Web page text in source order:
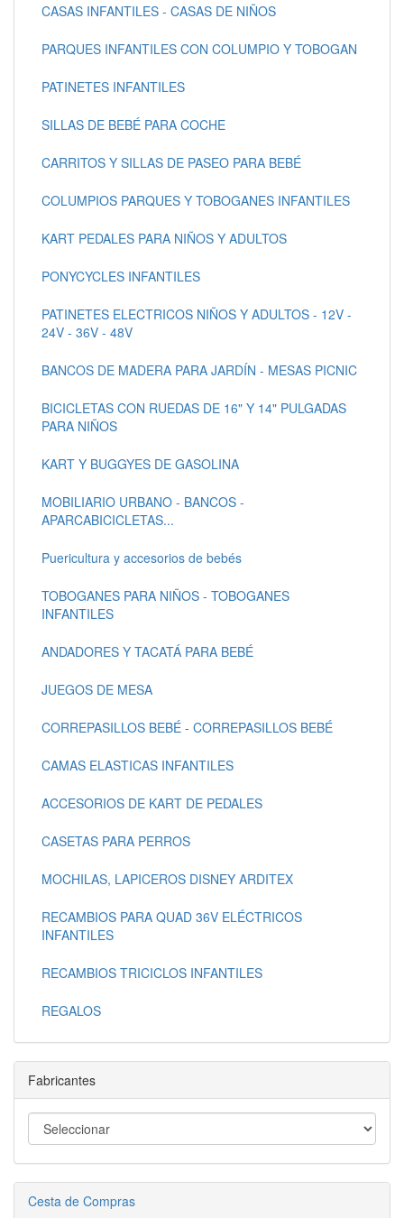
CASAS INFANTILES - CASAS DE NIÑOS
PARQUES INFANTILES CON COLUMPIO Y TOBOGAN
PATINETES INFANTILES
SILLAS DE BEBÉ PARA COCHE
CARRITOS Y SILLAS DE PASEO PARA BEBÉ
COLUMPIOS PARQUES Y TOBOGANES INFANTILES
KART PEDALES PARA NIÑOS Y ADULTOS
PONYCYCLES INFANTILES
PATINETES ELECTRICOS NIÑOS Y ADULTOS - 12V -
24V - 36V - 48V
BANCOS DE MADERA PARA JARDÍN - MESAS PICNIC
BICICLETAS CON RUEDAS DE 16" Y 14" PULGADAS
PARA NIÑOS
KART Y BUGGYES DE GASOLINA
MOBILIARIO URBANO - BANCOS -
APARCABICICLETAS...
Puericultura y accesorios de bebés
TOBOGANES PARA NIÑOS - TOBOGANES
INFANTILES
ANDADORES Y TACATÁ PARA BEBÉ
JUEGOS DE MESA
CORREPASILLOS BEBÉ - CORREPASILLOS BEBÉ
CAMAS ELASTICAS INFANTILES
ACCESORIOS DE KART DE PEDALES
CASETAS PARA PERROS
MOCHILAS, LAPICEROS DISNEY ARDITEX
RECAMBIOS PARA QUAD 36V ELÉCTRICOS
INFANTILES
RECAMBIOS TRICICLOS INFANTILES
REGALOS
Fabricantes
Cesta de Compras